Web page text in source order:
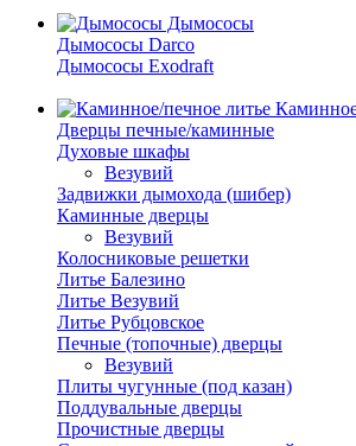
Дымососы
Дымососы Darco
Дымососы Exodraft
Дверцы печные/каминные
Духовые шкафы
Везувий
Задвижки дымохода (шибер)
Каминные дверцы
Везувий
Колосниковые решетки
Литье Балезино
Литье Везувий
Литье Рубцовское
Печные (топочные) дверцы
Везувий
Плиты чугунные (под казан)
Поддувальные дверцы
Прочистные дверцы